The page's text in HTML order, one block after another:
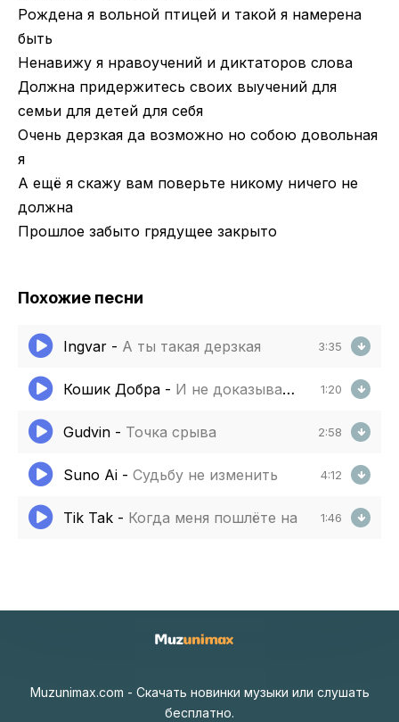
Рождена я вольной птицей и такой я намерена
быть
Ненавижу я нравоучений и диктаторов слова
Должна придержитесь своих выучений для
семьи для детей для себя
Очень дерзкая да возможно но собою довольная
я
А ещё я скажу вам поверьте никому ничего не
должна
Прошлое забыто грядущее закрыто
Похожие песни
Ingvar - А ты такая дерзкая 3:35
Кошик Добра - И не доказываю никому я ничего 1:20
Gudvin - Точка срыва 2:58
Suno Ai - Судьбу не изменить 4:12
Tik Tak - Когда меня пошлёте на 1:46
Muzunimax.com - Скачать новинки музыки или слушать
бесплатно.